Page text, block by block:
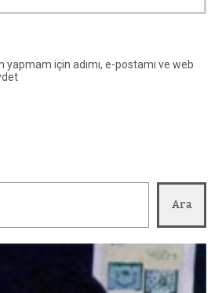
için adımı, e-postamı ve web
Ara